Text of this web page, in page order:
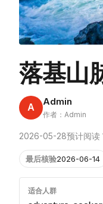
落基山
A Admin
作者：Admin
2026-05-28预计阅读
最后核验2026-06-14
适合人群